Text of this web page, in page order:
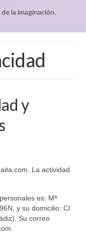
la imaginación.
y
La actividad
es: Mª
y su domicilio: C/
Su correo